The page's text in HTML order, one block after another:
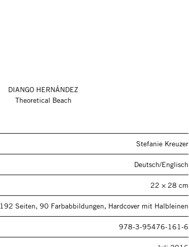
DIANGO HERNÁNDEZ
Theoretical Beach
Stefanie Kreuzer
Deutsch/Englisch
22 × 28 cm
192 Seiten, 90 Farbabbildungen, Hardcover mit Halbleinen
978-3-95476-161-6